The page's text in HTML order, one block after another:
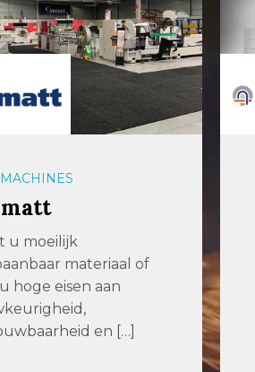
u moeilijk
materiaal of
hoge eisen aan
en […]